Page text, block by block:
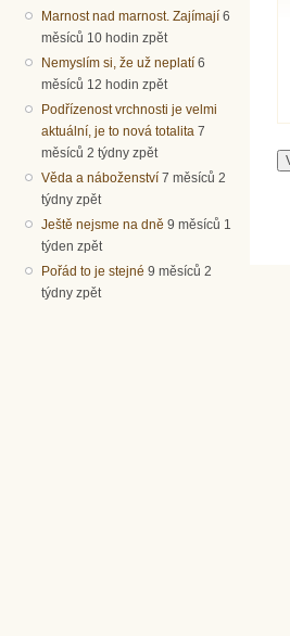
Marnost nad marnost. Zajímají 6
měsíců 10 hodin zpět
Nemyslím si, že už neplatí 6
měsíců 12 hodin zpět
Podřízenost vrchnosti je velmi
aktuální, je to nová totalita 7
měsíců 2 týdny zpět
Věda a náboženství 7 měsíců 2
týdny zpět
Ještě nejsme na dně 9 měsíců 1
týden zpět
Pořád to je stejné 9 měsíců 2
týdny zpět